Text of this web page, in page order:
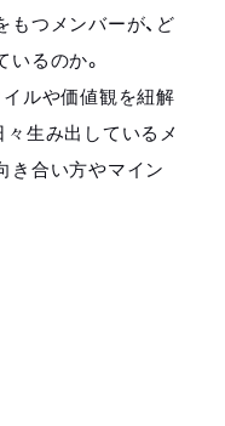
つメンバーが、ど
るのか。
ルや価値観を紐解
生み出しているメ
き合い方やマイン